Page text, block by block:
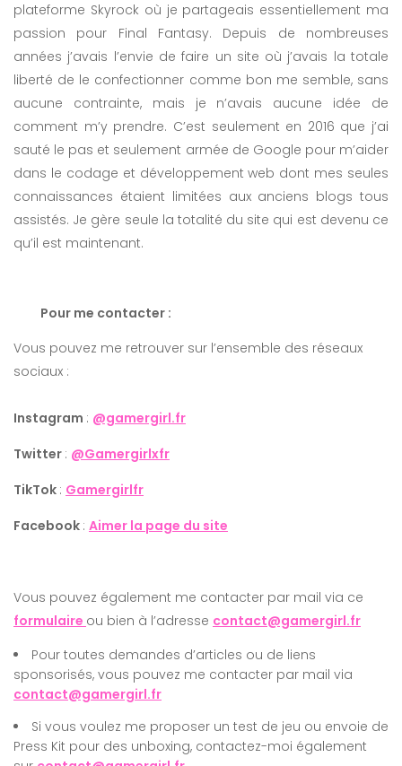
plateforme Skyrock où je partageais essentiellement ma
passion pour Final Fantasy. Depuis de nombreuses
années j’avais l’envie de faire un site où j’avais la totale
liberté de le confectionner comme bon me semble, sans
aucune contrainte, mais je n’avais aucune idée de
comment m’y prendre. C’est seulement en 2016 que j’ai
sauté le pas et seulement armée de Google pour m’aider
dans le codage et développement web dont mes seules
connaissances étaient limitées aux anciens blogs tous
assistés. Je gère seule la totalité du site qui est devenu ce
qu’il est maintenant.
Pour me contacter :
Vous pouvez me retrouver sur l’ensemble des réseaux
sociaux :
Instagram : @gamergirl.fr
Twitter : @Gamergirlxfr
TikTok : Gamergirlfr
Facebook : Aimer la page du site
Vous pouvez également me contacter par mail via ce
formulaire ou bien à l’adresse contact@gamergirl.fr
Pour toutes demandes d’articles ou de liens
sponsorisés, vous pouvez me contacter par mail via
contact@gamergirl.fr
Si vous voulez me proposer un test de jeu ou envoie de
Press Kit pour des unboxing, contactez-moi également